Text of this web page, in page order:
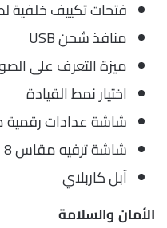
فتحات تكييف خلفية
منافذ شحن USB
ميزة التعرف على
اختيار نمط القيادة
شاشة عدادات رقمية مقاس
شاشة ترفيه مقاس 8 بوصة
آبل كاربلاي
الأمان والسلامة